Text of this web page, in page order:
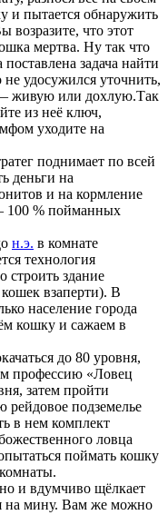
и пытается обнаpужить
возразите, что этот
мертва. Ну так что
задача найти
удосужился уточнить,
живую или дохлую.Так
из неё ключ,
уходите на
поднимает по всей
деньги на
и на кормление
100 % пойманных
н.э. в комнате
технология
строить здание
взаперти). В
население города
кошку и сажаем в
до 80 уровня,
профессию «Ловец
затем пройти
подземелье
в нем комплект
ловца
поймать кошку
и вдумчиво щёлкает
на мину. Вам же можно